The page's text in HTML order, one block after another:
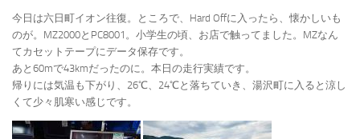
今日は六日町イオン往復。ところで、Hard Offに入ったら、懐かしいも
のが。MZ2000とPC8001。小学生の頃、お店で触ってました。MZなん
てカセットテープにデータ保存です。
あと60mで43kmだったのに。本日の走行実績です。
帰りには気温も下がり、26℃、24℃と落ちていき、湯沢町に入ると涼し
くて少々肌寒い感じです。